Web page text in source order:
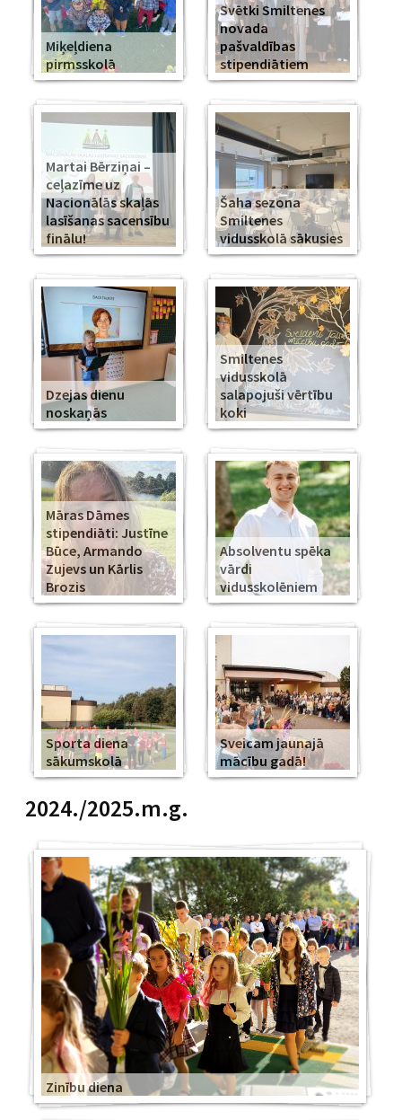
Miķeļdiena
pirmsskolā
Svētki Smiltenes
novada
pašvaldības
stipendiātiem
Martai Bērziņai –
ceļazīme uz
Nacionālās skaļās
lasīšanas sacensību
finālu!
Šaha sezona
Smiltenes
vidusskolā sākusies
Dzejas dienu
noskaņās
Smiltenes
vidusskolā
salapojuši vērtību
koki
Māras Dāmes
stipendiāti: Justīne
Būce, Armando
Zujevs un Kārlis
Brozis
Absolventu spēka
vārdi
vidusskolēniem
Sporta diena
sākumskolā
Sveicam jaunajā
mācību gadā!
2024./2025.m.g.
Zinību diena